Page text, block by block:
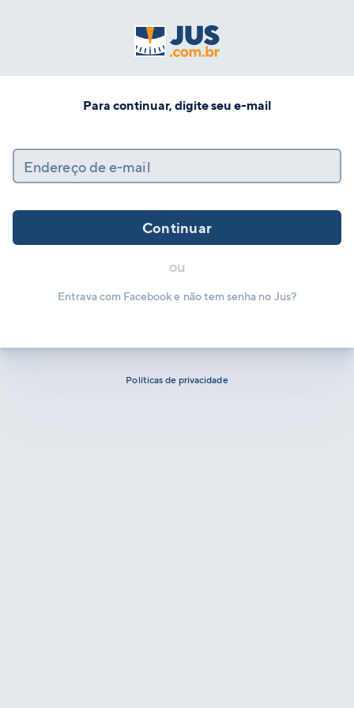
Para continuar, digite seu e-mail
Endereço de e-mail
Continuar
ou
Entrava com Facebook e não tem senha no Jus?
Políticas de privacidade